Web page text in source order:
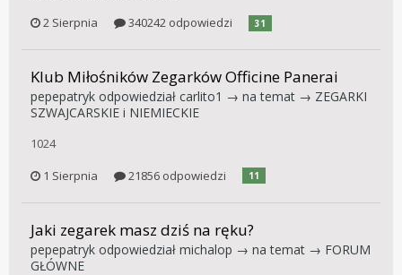
2 Sierpnia
340242 odpowiedzi 31
Klub Miłośników Zegarków Officine Panerai
pepepatryk odpowiedział carlito1 → na temat → ZEGARKI
SZWAJCARSKIE i NIEMIECKIE
1024
1 Sierpnia
21856 odpowiedzi 11
Jaki zegarek masz dziś na ręku?
pepepatryk odpowiedział michalop → na temat → FORUM
GŁÓWNE